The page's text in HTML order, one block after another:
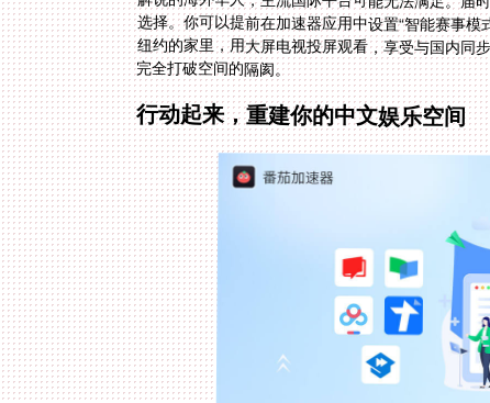
完全打破空间的隔阂。
行动起来，重建你的中文娱乐空间